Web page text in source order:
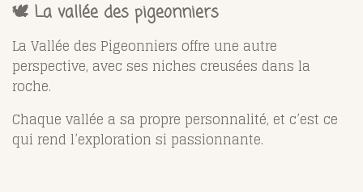
🕊️ La vallée des pigeonniers
La Vallée des Pigeonniers offre une autre
perspective, avec ses niches creusées dans la
roche.
Chaque vallée a sa propre personnalité, et c’est ce
qui rend l’exploration si passionnante.